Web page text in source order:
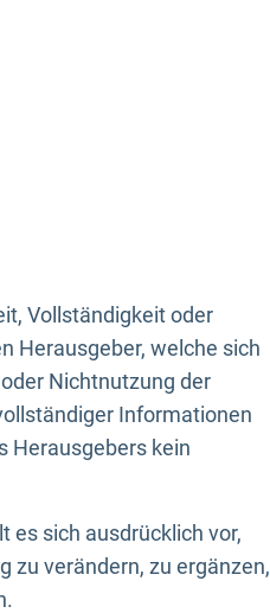
Vollständigkeit oder
Herausgeber, welche sich
Nichtnutzung der
Informationen
Herausgebers kein
es sich ausdrücklich vor,
zu verändern, zu ergänzen,